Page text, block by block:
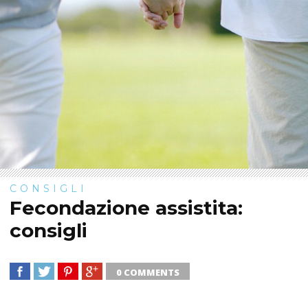
CONSIGLI
Fecondazione assistita:
consigli
0 COMMENTS